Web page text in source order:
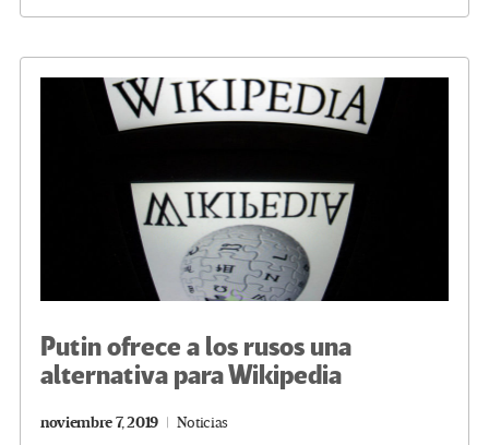
o
m n
ar
tir
Putin ofrece a los rusos una
alternativa para Wikipedia
noviembre 7, 2019 Noticias